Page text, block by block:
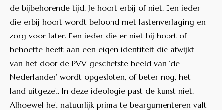
de bijbehorende tijd. Je hoort erbij of niet. Een ieder
die erbij hoort wordt beloond met lastenverlaging en
zorg voor later. Een ieder die er niet bij hoort of
behoefte heeft aan een eigen identiteit die afwijkt
van het door de PVV geschetste beeld van ‘de
Nederlander’ wordt opgesloten, of beter nog, het
land uitgezet. In deze ideologie past de kunst niet.
Alhoewel het natuurlijk prima te beargumenteren valt